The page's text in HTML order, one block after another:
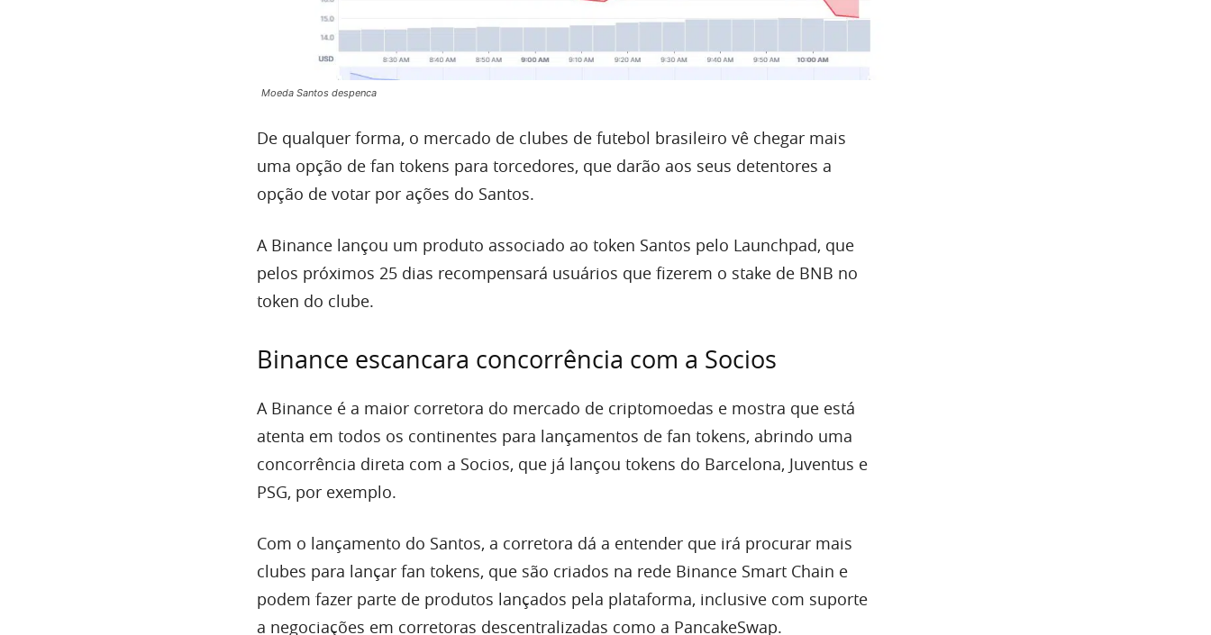
Moeda Santos despenca
De qualquer forma, o mercado de clubes de futebol brasileiro vê chegar mais
uma opção de fan tokens para torcedores, que darão aos seus detentores a
opção de votar por ações do Santos.
A Binance lançou um produto associado ao token Santos pelo Launchpad, que
pelos próximos 25 dias recompensará usuários que fizerem o stake de BNB no
token do clube.
Binance escancara concorrência com a Socios
A Binance é a maior corretora do mercado de criptomoedas e mostra que está
atenta em todos os continentes para lançamentos de fan tokens, abrindo uma
concorrência direta com a Socios, que já lançou tokens do Barcelona, Juventus e
PSG, por exemplo.
Com o lançamento do Santos, a corretora dá a entender que irá procurar mais
clubes para lançar fan tokens, que são criados na rede Binance Smart Chain e
podem fazer parte de produtos lançados pela plataforma, inclusive com suporte
a negociações em corretoras descentralizadas como a PancakeSwap.